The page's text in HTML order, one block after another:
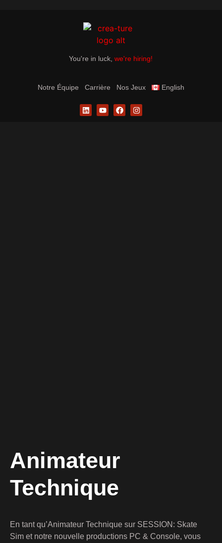
You're in luck, we're hiring!
Notre Équipe Carrière Nos Jeux English
Animateur
Technique
En tant qu’Animateur Technique sur SESSION: Skate
Sim et notre nouvelle productions PC & Console, vous